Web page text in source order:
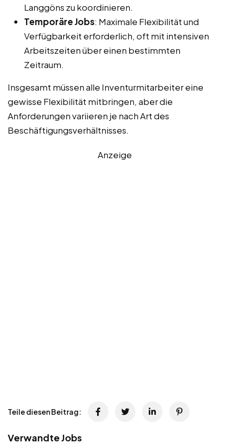
Langgöns zu koordinieren.
Temporäre Jobs: Maximale Flexibilität und
Verfügbarkeit erforderlich, oft mit intensiven
Arbeitszeiten über einen bestimmten
Zeitraum.
Insgesamt müssen alle Inventurmitarbeiter eine
gewisse Flexibilität mitbringen, aber die
Anforderungen variieren je nach Art des
Beschäftigungsverhältnisses.
Anzeige
Teile diesen Beitrag:
Verwandte Jobs